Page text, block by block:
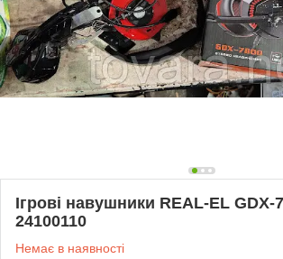
Ігрові навушники REAL-EL GDX-
24100110
Немає в наявності